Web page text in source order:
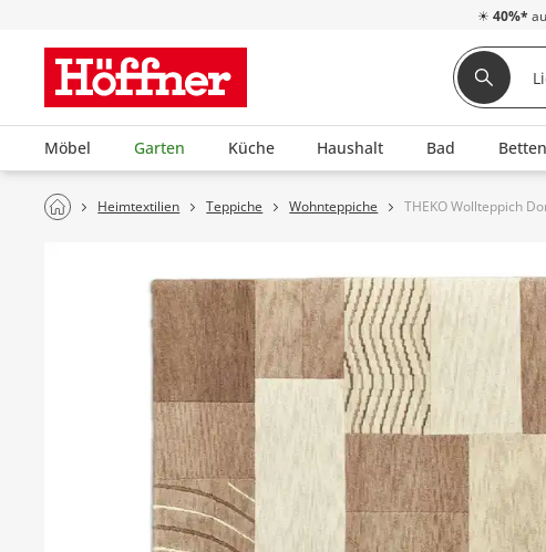
☀ 40%*
Möbel Garten Küche Haushalt Bad
Heimtextilien Teppiche Wohnteppiche THEKO Wollteppich